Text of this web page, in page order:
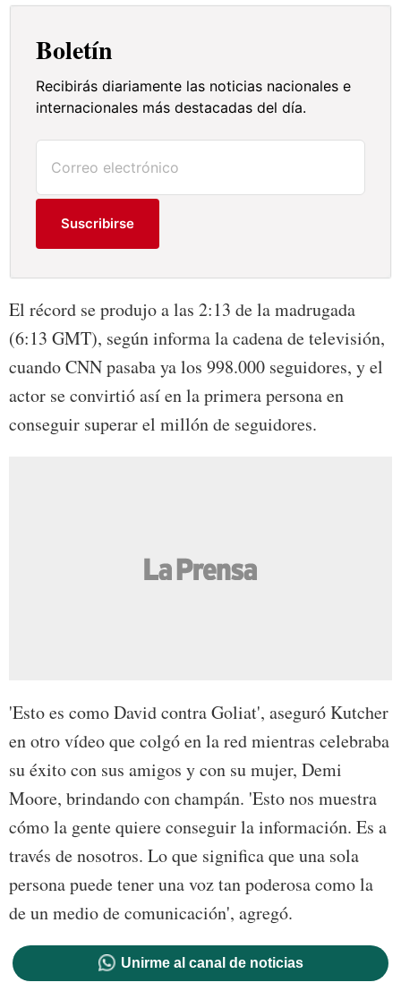
Boletín
Recibirás diariamente las noticias nacionales e
internacionales más destacadas del día.
Suscribirse
El récord se produjo a las 2:13 de la madrugada
(6:13 GMT), según informa la cadena de televisión,
cuando CNN pasaba ya los 998.000 seguidores, y el
actor se convirtió así en la primera persona en
conseguir superar el millón de seguidores.
'Esto es como David contra Goliat', aseguró Kutcher
en otro vídeo que colgó en la red mientras celebraba
su éxito con sus amigos y con su mujer, Demi
Moore, brindando con champán. 'Esto nos muestra
cómo la gente quiere conseguir la información. Es a
través de nosotros. Lo que significa que una sola
persona puede tener una voz tan poderosa como la
de un medio de comunicación', agregó.
Unirme al canal de noticias